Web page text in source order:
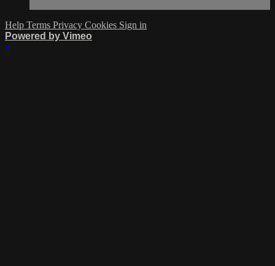
Help Terms Privacy Cookies Sign in
Powered by Vimeo
×